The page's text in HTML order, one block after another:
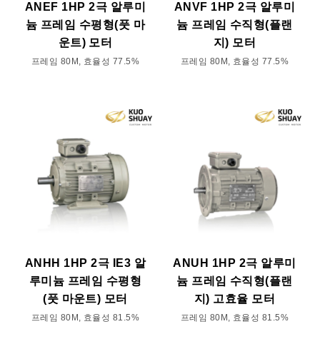
ANEF 1HP 2극 알루미
늄 프레임 수평형(풋 마
운트) 모터
프레임 80M, 효율성 77.5%
ANVF 1HP 2극 알루미
늄 프레임 수직형(플랜
지) 모터
프레임 80M, 효율성 77.5%
ANHH 1HP 2극 IE3 알
루미늄 프레임 수평형
(풋 마운트) 모터
프레임 80M, 효율성 81.5%
ANUH 1HP 2극 알루미
늄 프레임 수직형(플랜
지) 고효율 모터
프레임 80M, 효율성 81.5%